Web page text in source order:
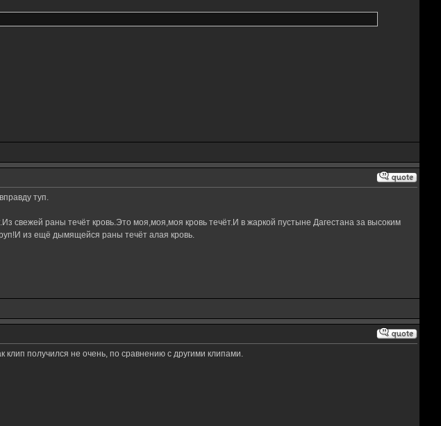
туп.
раны течёт кровь.Это моя,моя,моя кровь течёт.И в жаркой пустыне Дагестана за высоким
из ещё дымящейся раны течёт алая кровь.
клип получился не очень, по сравнению с другими клипами.